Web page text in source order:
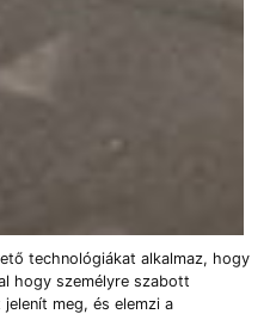
technológiákat alkalmaz, hogy
hogy személyre szabott
meg, és elemzi a